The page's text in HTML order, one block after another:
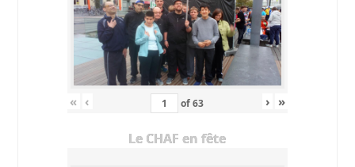
« ‹ of63 › »
Le CHAF en fête